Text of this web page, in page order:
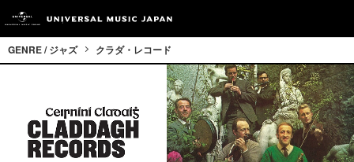
GENRE / ジャズ クラダ・レコード